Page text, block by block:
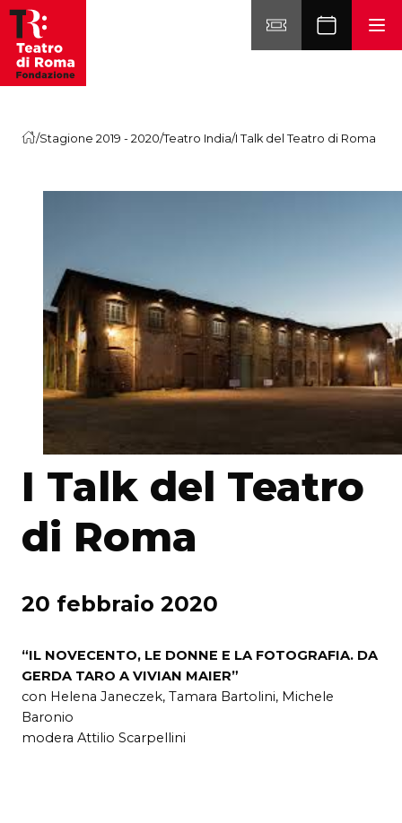
Vai al contenuto
/Stagione 2019 - 2020/Teatro India/I Talk del Teatro di Roma
I Talk del Teatro
di Roma
20 febbraio 2020
“IL NOVECENTO, LE DONNE E LA FOTOGRAFIA. DA
GERDA TARO A VIVIAN MAIER”
con Helena Janeczek, Tamara Bartolini, Michele
Baronio
modera Attilio Scarpellini